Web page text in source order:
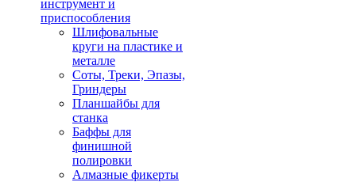
инструмент и
приспособления
Шлифовальные
круги на пластике и
металле
Соты, Треки, Эпазы,
Гриндеры
Планшайбы для
станка
Баффы для
финишной
полировки
Алмазные фикерты